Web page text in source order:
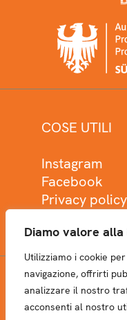
Diamo valore
Utilizziamo i cookie
navigazione, offrirti
analizzare il nostro
acconsenti al nostro
COSE UTILI
Instagram
Facebook
Privacy policy